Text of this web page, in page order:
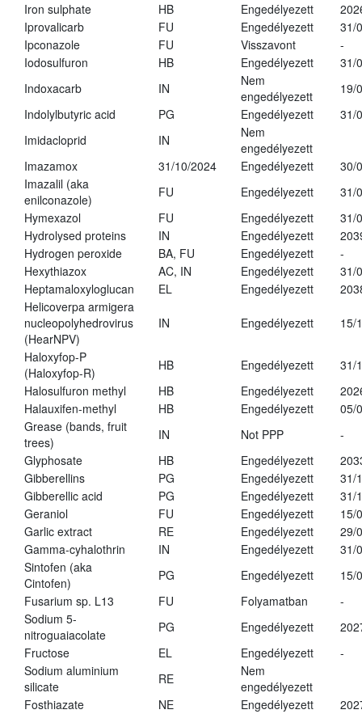
Iron sulphate HB Engedélyezett
Iprovalicarb
FU Engedélyezett
31/
Ipconazole
FU Visszavont
-
Iodosulfuron
HB Engedélyezett
31/
Indoxacarb
IN
Nem
engedélyezett
19/
Indolylbutyric acid
PG Engedélyezett
31/
Imidacloprid
IN
Nem
engedélyezett
Imazamox
31/10/2024 Engedélyezett
30/
Imazalil (aka
enilconazole)
FU Engedélyezett
31/
Hymexazol
FU Engedélyezett
31/
Hydrolysed proteins
IN Engedélyezett
Hydrogen peroxide
BA, FU Engedélyezett
-
Hexythiazox
AC, IN Engedélyezett
31/
Heptamaloxyloglucan
EL Engedélyezett
Helicoverpa armigera
nucleopolyhedrovirus
(HearNPV)
IN Engedélyezett 15/
Haloxyfop-P
(Haloxyfop-R)
HB Engedélyezett
31/
Halosulfuron methyl
HB Engedélyezett
Halauxifen-methyl
HB Engedélyezett
05/
Grease (bands, fruit
trees)
IN Not PPP
-
Glyphosate
HB Engedélyezett
Gibberellins
PG Engedélyezett
31/
Gibberellic acid
PG Engedélyezett
31/
Geraniol
FU Engedélyezett
15/
Garlic extract
RE Engedélyezett
29/
Gamma-cyhalothrin
IN Engedélyezett
31/
Sintofen (aka
Cintofen)
PG Engedélyezett
15/
Fusarium sp. L13
FU Folyamatban
-
Sodium 5-
nitroguaiacolate
PG Engedélyezett
Fructose
EL Engedélyezett
-
Sodium aluminium
silicate
RE
Nem
engedélyezett
Fosthiazate
NE Engedélyezett